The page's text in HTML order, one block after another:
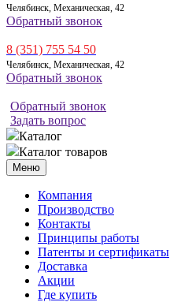
Челябинск, Механическая, 42
Обратный звонок
8 (351) 755 54 50
Челябинск, Механическая, 42
Обратный звонок
Обратный звонок
Задать вопрос
Каталог
Каталог товаров
Меню
Компания
Производство
Контакты
Принципы работы
Патенты и сертификаты
Доставка
Акции
Где купить